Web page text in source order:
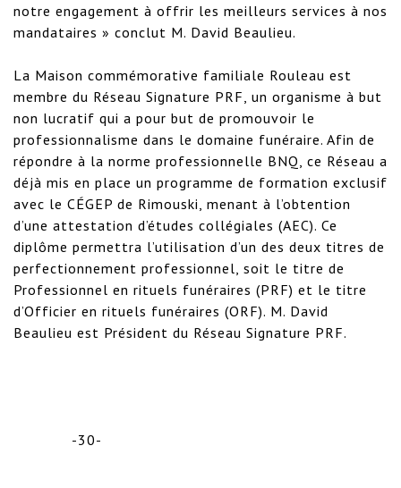
notre engagement à offrir les meilleurs services à nos
mandataires » conclut M. David Beaulieu.
La Maison commémorative familiale Rouleau est
membre du Réseau Signature PRF, un organisme à but
non lucratif qui a pour but de promouvoir le
professionnalisme dans le domaine funéraire. Afin de
répondre à la norme professionnelle BNQ, ce Réseau a
déjà mis en place un programme de formation exclusif
avec le CÉGEP de Rimouski, menant à l’obtention
d’une attestation d’études collégiales (AEC). Ce
diplôme permettra l’utilisation d’un des deux titres de
perfectionnement professionnel, soit le titre de
Professionnel en rituels funéraires (PRF) et le titre
d’Officier en rituels funéraires (ORF). M. David
Beaulieu est Président du Réseau Signature PRF.